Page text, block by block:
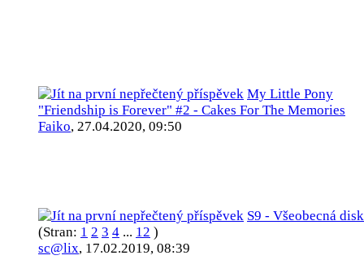
My Little Pony
"Friendship is Forever" #2 - Cakes For The Memories
Faiko, 27.04.2020, 09:50
S9 - Všeobecná
(Stran: 1 2 3 4 ... 12 )
sc@lix, 17.02.2019, 08:39